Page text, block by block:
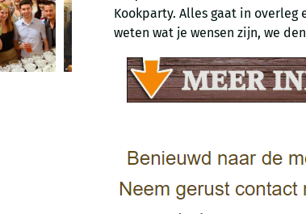
Kookparty. Alles gaat in overleg
weten wat je wensen zijn, we